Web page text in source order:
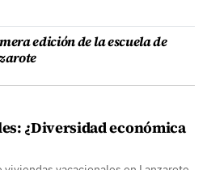
edición de la escuela de
¿Diversidad económica